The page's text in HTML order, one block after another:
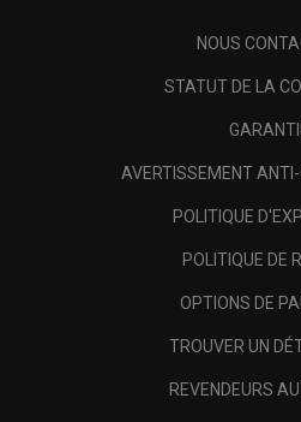
NOUS
STATUT DE LA
AVERTISSEMENT
POLITIQUE
POLITIQUE DE
OPTIONS DE
TROUVER UN
REVENDEURS